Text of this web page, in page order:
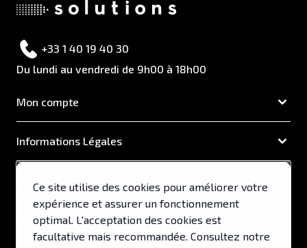
+33 1 40 19 40 30
Du lundi au vendredi de 9h00 à 18h00
Mon compte
Informations Légales
Support & Services
Ce site utilise des cookies pour améliorer votre
expérience et assurer un fonctionnement
optimal. L'acceptation des cookies est
facultative mais recommandée. Consultez notre